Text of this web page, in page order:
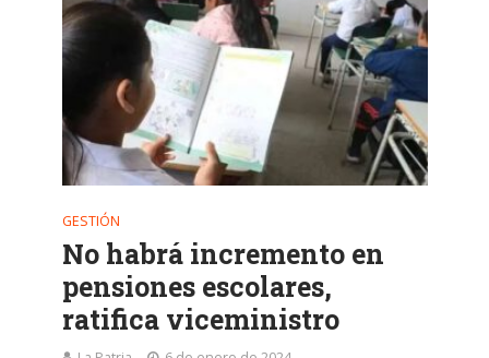
GESTIÓN
No habrá incremento en
pensiones escolares,
ratifica viceministro